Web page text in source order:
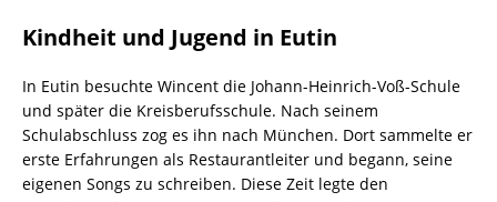
Kindheit und Jugend in Eutin
In Eutin besuchte Wincent die Johann-Heinrich-Voß-Schule
und später die Kreisberufsschule. Nach seinem
Schulabschluss zog es ihn nach München. Dort sammelte er
erste Erfahrungen als Restaurantleiter und begann, seine
eigenen Songs zu schreiben. Diese Zeit legte den